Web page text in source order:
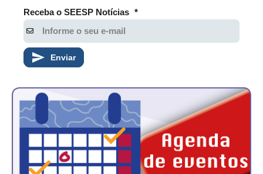
Receba o SEESP Notícias *
Enviar